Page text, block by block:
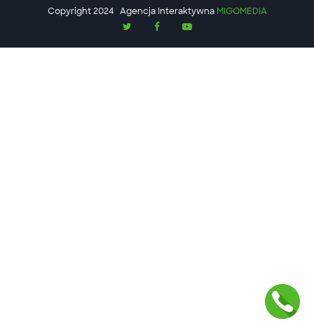
Copyright 2024Agencja Interaktywna MIGOMEDIA